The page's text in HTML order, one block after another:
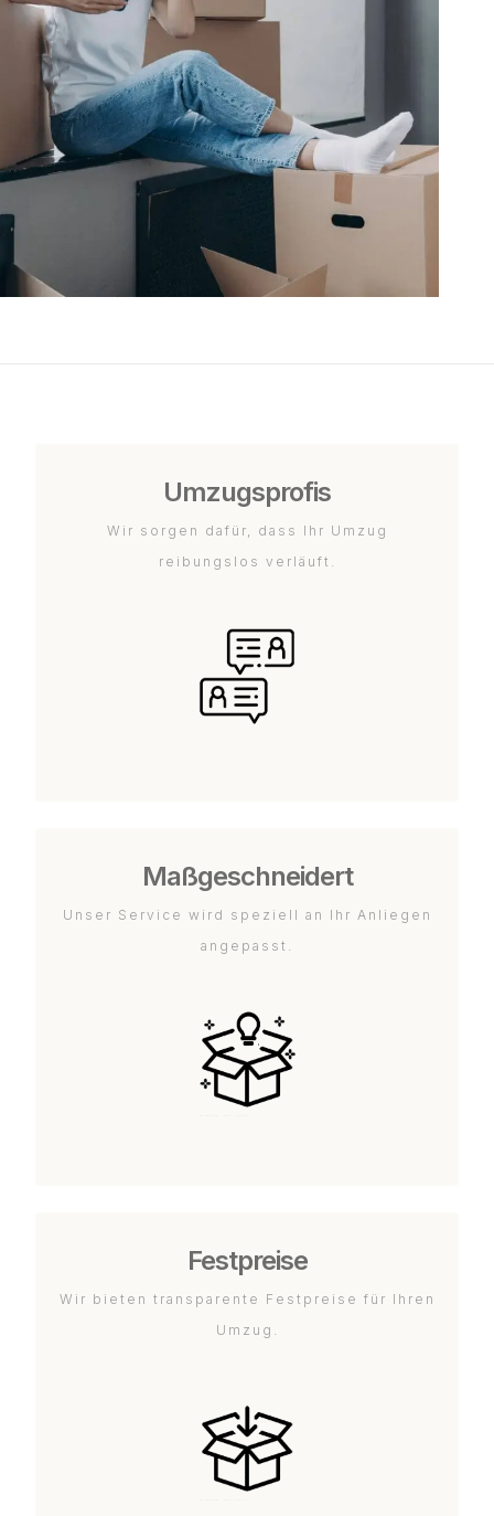
Umzugsprofis
Wir sorgen dafür, dass Ihr Umzug
reibungslos verläuft.
Maßgeschneidert
Unser Service wird speziell an Ihr Anliegen
angepasst.
Festpreise
Wir bieten transparente Festpreise für Ihren
Umzug.